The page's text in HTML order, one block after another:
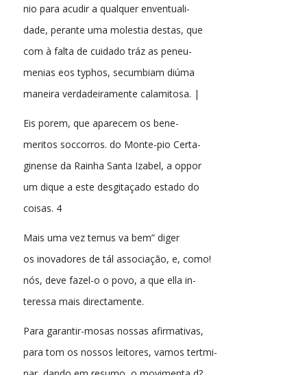
nio para acudir a qualquer enventuali-
dade, perante uma molestia destas, que
com à falta de cuidado tráz as peneu-
menias eos typhos, secumbiam diúma
maneira verdadeiramente calamitosa. |
Eis porem, que aparecem os bene-
meritos soccorros. do Monte-pio Certa-
ginense da Rainha Santa Izabel, a oppor
um dique a este desgitaçado estado do
coisas. 4
Mais uma vez temus va bem” diger
os inovadores de tál associação, e, como!
nós, deve fazel-o o povo, a que ella in-
teressa mais directamente.
Para garantir-mosas nossas afirmativas,
para tom os nossos leitores, vamos tertmi-